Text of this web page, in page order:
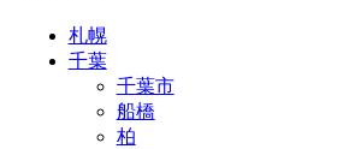
札幌
千葉
千葉市
船橋
柏